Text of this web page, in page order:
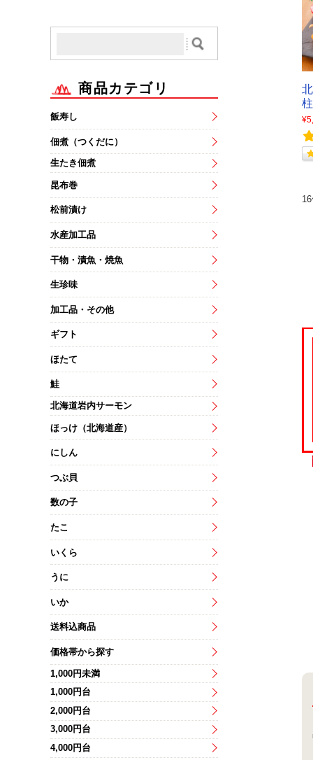
商品カテゴリ
飯寿し
佃煮（つくだに）
生たき佃煮
昆布巻
松前漬け
水産加工品
干物・漬魚・焼魚
生珍味
加工品・その他
ギフト
ほたて
鮭
北海道岩内サーモン
ほっけ（北海道産）
にしん
つぶ貝
数の子
たこ
いくら
うに
いか
送料込商品
価格帯から探す
1,000円未満
1,000円台
2,000円台
3,000円台
4,000円台